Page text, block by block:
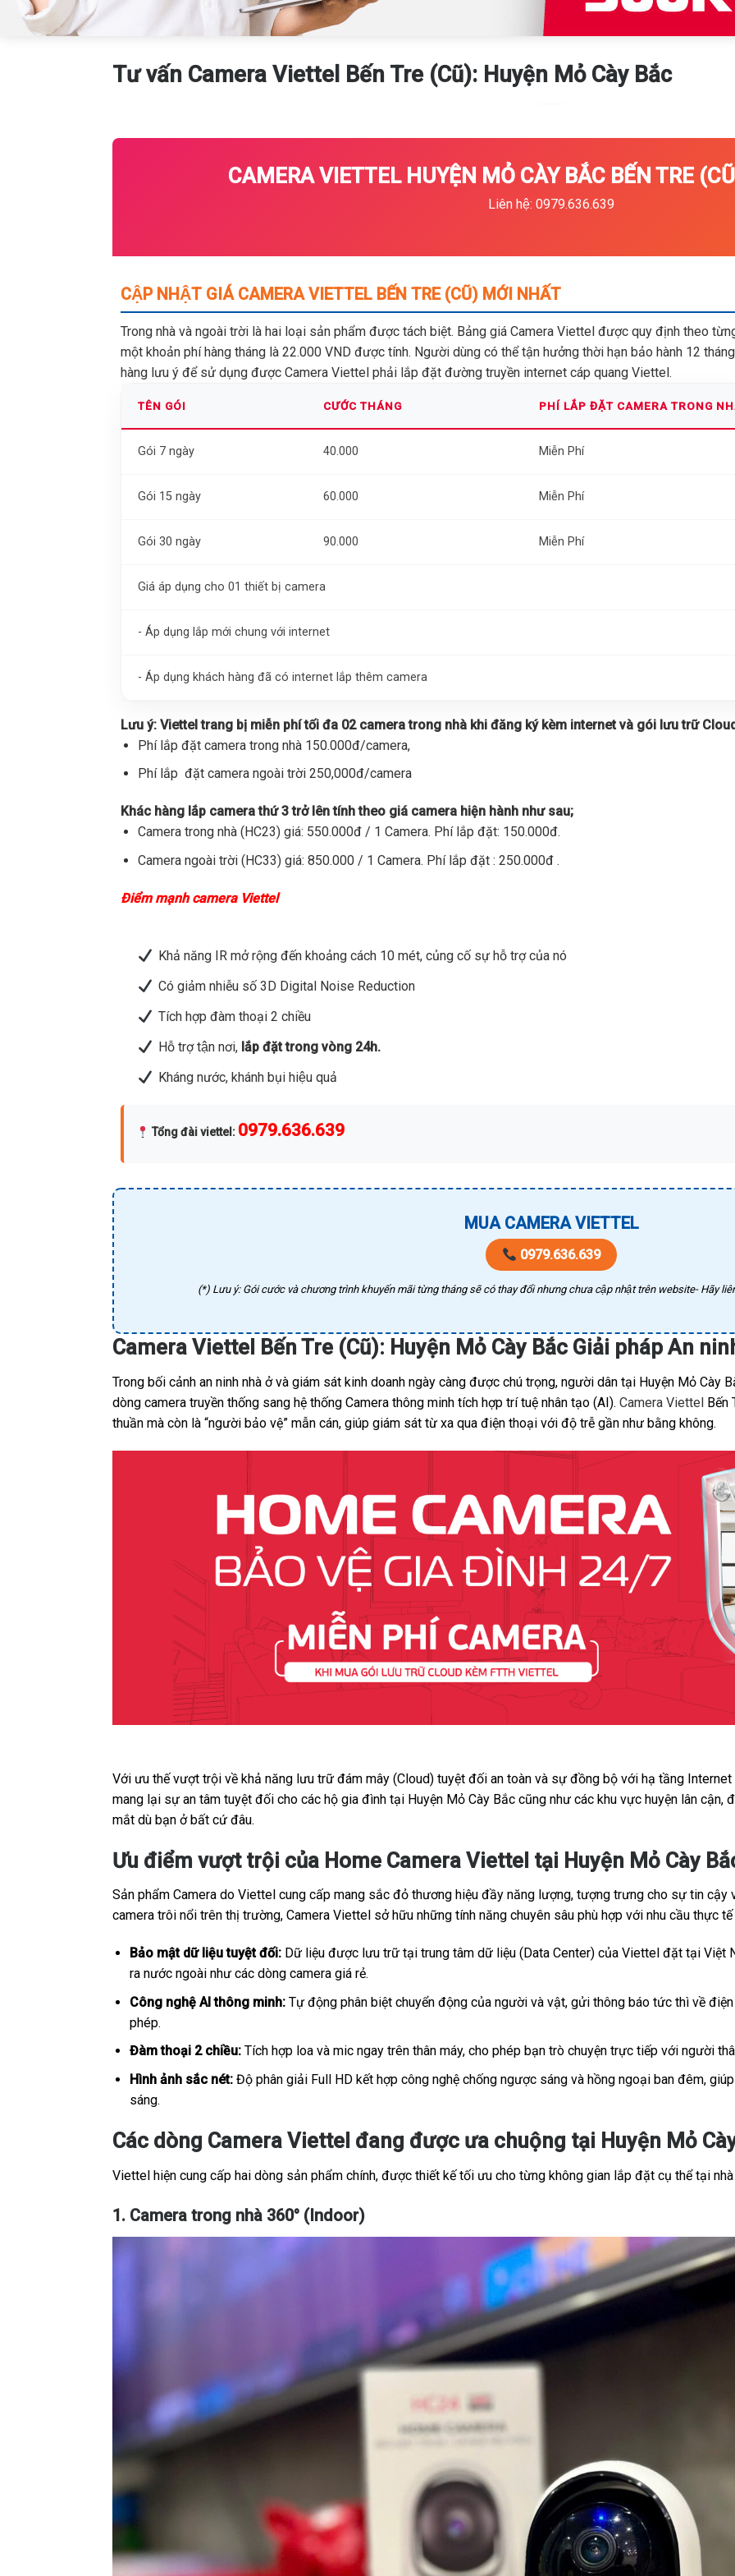
Tư vấn Camera Viettel Bến Tre (Cũ): Huyện Mỏ Cày Bắc
CAMERA VIETTEL HUYỆN MỎ CÀY BẮC BẾN TRE
Liên hệ: 0979.636.639
CẬP NHẬT GIÁ CAMERA VIETTEL BẾN TRE (CŨ) MỚI NHẤT
Trong nhà và ngoài trời là hai loại sản phẩm được tách biệt. Bảng giá Camera Viettel được quy định theo
một khoản phí hàng tháng là 22.000 VND được tính. Người dùng có thể tận hưởng thời hạn bảo hành 12
hàng lưu ý để sử dụng được Camera Viettel phải lắp đặt đường truyền internet cáp quang Viettel.
TÊN GÓI CƯỚC THÁNG PHÍ LẮP ĐẶT CAMERA TRONG
Gói 7 ngày 40.000 Miễn Phí
Gói 15 ngày 60.000 Miễn Phí
Gói 30 ngày 90.000 Miễn Phí
Giá áp dụng cho 01 thiết bị camera
- Áp dụng lắp mới chung với internet
- Áp dụng khách hàng đã có internet lắp thêm camera
Lưu ý: Viettel trang bị miễn phí tối đa 02 camera trong nhà khi đăng ký kèm internet và gói lưu trữ
Phí lắp đặt camera trong nhà 150.000đ/camera,
Phí lắp đặt camera ngoài trời 250,000đ/camera
Khác hàng lắp camera thứ 3 trở lên tính theo giá camera hiện hành như sau;
Camera trong nhà (HC23) giá: 550.000đ / 1 Camera. Phí lắp đặt: 150.000đ.
Camera ngoài trời (HC33) giá: 850.000 / 1 Camera. Phí lắp đặt : 250.000đ .
Điểm mạnh camera Viettel
Khả năng IR mở rộng đến khoảng cách 10 mét, củng cố sự hỗ trợ của nó
Có giảm nhiễu số 3D Digital Noise Reduction
Tích hợp đàm thoại 2 chiều
Hỗ trợ tận nơi,lắp đặt trong vòng 24h.
Kháng nước, khánh bụi hiệu quả
Tổng đài viettel : 0979.636.639
MUA CAMERA VIETTEL
0979.636.639
(*) Lưu ý: Gói cước và chương trình khuyến mãi từng tháng sẽ có thay đổi nhưng chưa cập nhật trên website- Hãy
Camera Viettel Bến Tre (Cũ): Huyện Mỏ Cày Bắc Giải pháp An
Trong bối cảnh an ninh nhà ở và giám sát kinh doanh ngày càng được chú trọng, người dân tại Huyện Mỏ Cày
dòng camera truyền thống sang hệ thống Camera thông minh tích hợp trí tuệ nhân tạo (AI). Camera Viettel Bến
thuần mà còn là “người bảo vệ” mẫn cán, giúp giám sát từ xa qua điện thoại với độ trễ gần như bằng không.
Với ưu thế vượt trội về khả năng lưu trữ đám mây (Cloud) tuyệt đối an toàn và sự đồng bộ với hạ tầng
mang lại sự an tâm tuyệt đối cho các hộ gia đình tại Huyện Mỏ Cày Bắc cũng như các khu vực huyện lân
mắt dù bạn ở bất cứ đâu.
Ưu điểm vượt trội của Home Camera Viettel tại Huyện Mỏ Cày
Sản phẩm Camera do Viettel cung cấp mang sắc đỏ thương hiệu đầy năng lượng, tượng trưng cho sự tin cậy
camera trôi nổi trên thị trường, Camera Viettel sở hữu những tính năng chuyên sâu phù hợp với nhu cầu thực
Bảo mật dữ liệu tuyệt đối:Dữ liệu được lưu trữ tại trung tâm dữ liệu (Data Center) của Viettel đặt tại Việt
ra nước ngoài như các dòng camera giá rẻ.
Công nghệ AI thông minh:Tự động phân biệt chuyển động của người và vật, gửi thông báo tức thì về
phép.
Đàm thoại 2 chiều:Tích hợp loa và mic ngay trên thân máy, cho phép bạn trò chuyện trực tiếp với người
Hình ảnh sắc nét:Độ phân giải Full HD kết hợp công nghệ chống ngược sáng và hồng ngoại ban đêm,
sáng.
Các dòng Camera Viettel đang được ưa chuộng tại Huyện Mỏ
Viettel hiện cung cấp hai dòng sản phẩm chính, được thiết kế tối ưu cho từng không gian lắp đặt cụ thể tại
1. Camera trong nhà 360° (Indoor)